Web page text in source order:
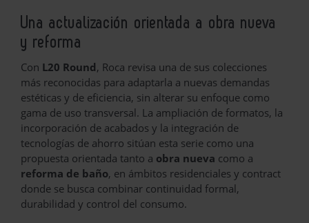
Una actualización orientada a obra nueva
y reforma
Con L20 Round, Roca revisa una de sus colecciones
más reconocidas para adaptarla a nuevas demandas
estéticas y de eficiencia, sin alterar su enfoque como
gama de uso transversal. La ampliación de formatos, la
incorporación de acabados y la integración de
tecnologías de ahorro sitúan esta serie como una
propuesta orientada tanto a obra nueva como a
reforma de baño, en ámbitos residenciales y contract
donde se busca combinar continuidad formal,
durabilidad y control del consumo.